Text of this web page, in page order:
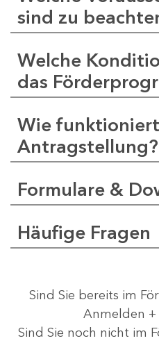
sind zu
Welche
das
Wie
Antragstellung?
Formulare &
Häufige Fragen
Sind Sie bereits im
Anmelden +
Sind Sie noch nicht im